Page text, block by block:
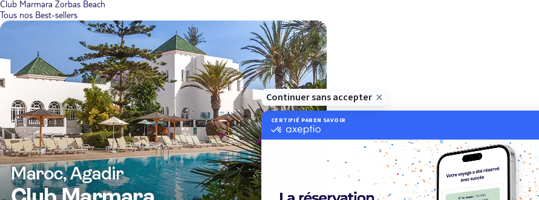
Club Marmara Zorbas Beach
Tous nos Best-sellers